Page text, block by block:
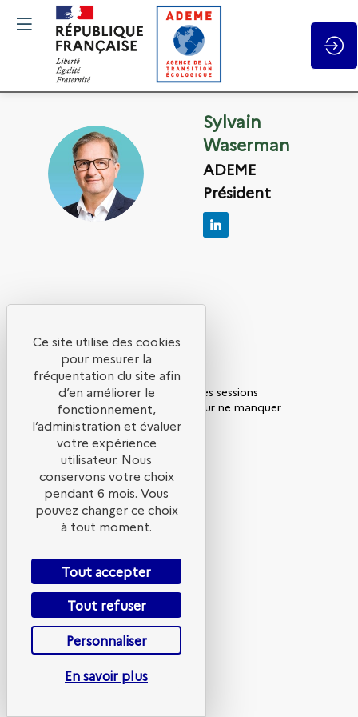
SW
Sylvain
Waserman
ADEME
Président
sessions
Retrouvez la liste de toutes les sessions
présentées par ce speaker pour ne manquer
aucune de ses interventions.
Toutes les sessions
Gestion des cookies
Ce site utilise des cookies
pour mesurer la
fréquentation du site afin
d’en améliorer le
fonctionnement,
l’administration et évaluer
votre expérience
utilisateur. Nous
conservons votre choix
pendant 6 mois. Vous
pouvez changer ce choix
à tout moment.
Tout accepter
Tout refuser
Personnaliser
En savoir plus